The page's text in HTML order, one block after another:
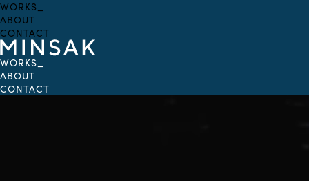
WORKS_
ABOUT
CONTACT
WORKS
ABOUT
CONTACT